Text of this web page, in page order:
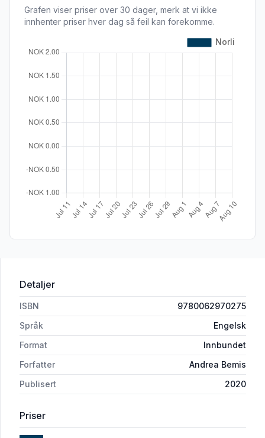
Grafen viser priser over 30 dager, merk at vi ikke
innhenter priser hver dag så feil kan forekomme.
Detaljer
ISBN
9780062970275
Språk
Engelsk
Format
Innbundet
Forfatter
Andrea Bemis
Publisert
2020
Priser